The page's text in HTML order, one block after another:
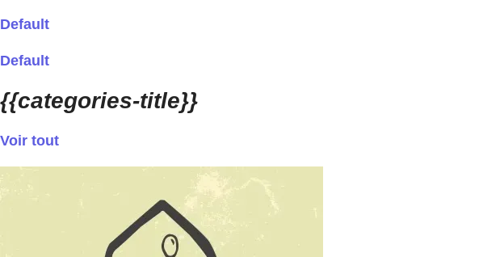
Default
Default
{{categories-title}}
Voir tout